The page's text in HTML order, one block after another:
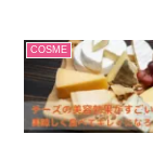
COSME